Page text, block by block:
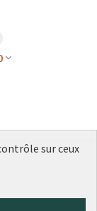
sur ceux